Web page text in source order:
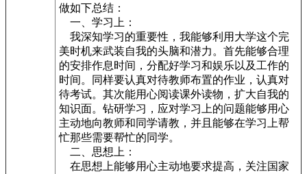
做如下总结：
一、学习上：
我深知学习的重要性，我能够利用大学这个完
美时机来武装自我的头脑和潜力。首先能够合理
的安排作息时间，分配好学习和娱乐以及工作的
时间。同样要认真对待教师布置的作业，认真对
待考试。其次能用心阅读课外读物，扩大自我的
知识面。钻研学习，应对学习上的问题能够用心
主动地向教师和同学请教，并且能够在学习上帮
忙那些需要帮忙的同学。
二、思想上：
在思想上能够用心主动地要求提高，关注国家